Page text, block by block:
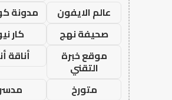
عالم الايفون
مدونة
صحيفة نهج
كار
موقع خبرة
التقني
أناقة
متورخ